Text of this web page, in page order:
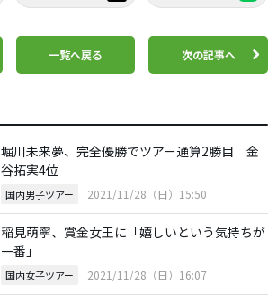
一覧へ戻る 次の記事へ
堀川未来夢、完全優勝でツアー通算2勝目 金
谷拓実4位
国内男子ツアー 2021/11/28（日）15:50
稲見萌寧、賞金女王に「嬉しいという気持ちが
一番」
国内女子ツアー 2021/11/28（日）16:07